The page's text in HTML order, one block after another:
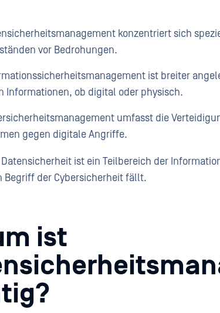
konzentriert sich
vor Bedrohungen.
ist breiter
Informationen, ob digital oder physisch.
umfasst die
gegen digitale Angriffe.
ist ein Teilbereich der
Begriff der Cybersicherheit fällt.
ist